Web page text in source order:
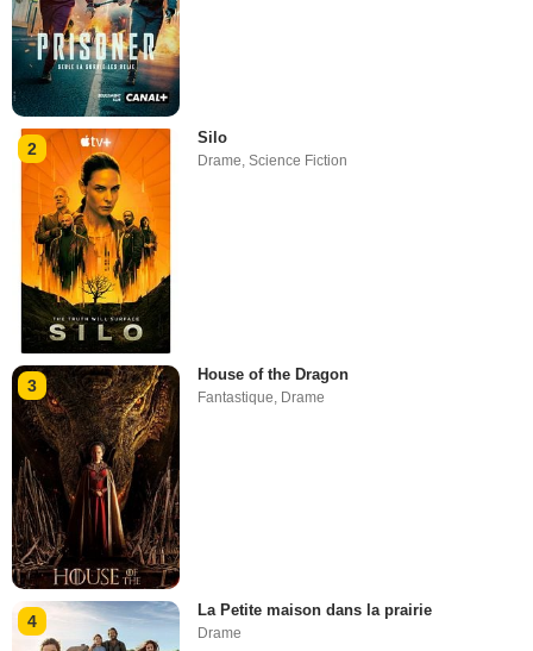
2
Silo
Drame,Science Fiction
3
House of the Dragon
Fantastique Drame
4
La Petite maison dans la prairie
Drame